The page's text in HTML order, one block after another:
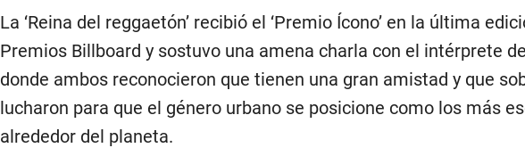
La ‘Reina del reggaetón’ recibió el ‘Premio Ícono’ en la última
Premios Billboard y sostuvo una amena charla con el intérprete de
donde ambos reconocieron que tienen una gran amistad y que
lucharon para que el género urbano se posicione como los más
alrededor del planeta.